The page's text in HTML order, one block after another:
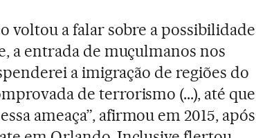
voltou a falar sobre a possibilidade
a entrada de muçulmanos nos
a imigração de regiões do
de terrorismo (...), até que
ameaça”, afirmou em 2015, após